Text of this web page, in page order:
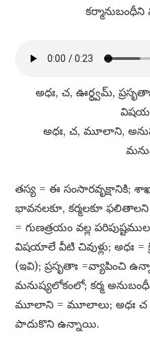
అధః, చ, ఊర్ధ్వమ్​,
అధః, చ, మూలాని,
తస్య = ఈ
భావనలకూ, కర్మలకూ ఫలితాలని
= గుణత్రయం వల్ల
విషయాలే వీటి చివుళ్లు; అధః =
(ఇవి); ప్రసృతాః =వ్యాపించి
మనుష్యలోకంలో; కర్మ
మూలాని = మూలాలు; అధః చ
పాదుకొని ఉన్నాయి.